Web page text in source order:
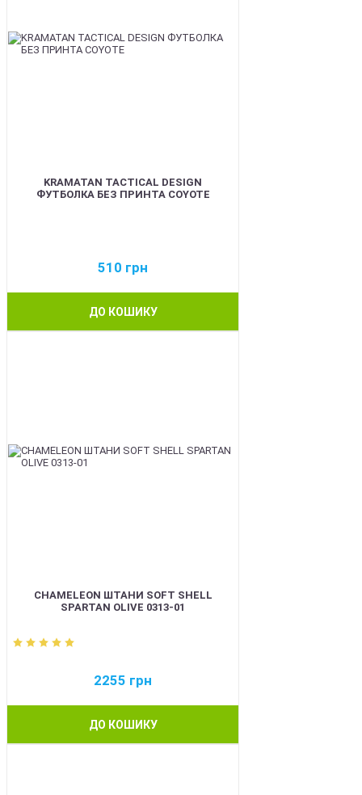
KRAMATAN TACTICAL DESIGN
ФУТБОЛКА БЕЗ ПРИНТА COYOTE
510 грн
ДО КОШИКУ
CHAMELEON ШТАНИ SOFT SHELL
SPARTAN OLIVE 0313-01
2255 грн
ДО КОШИКУ